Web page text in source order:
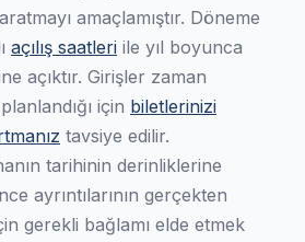
amaçlamıştır. Döneme
açılış saatleri ile yıl boyunca
açıktır. Girişler zaman
için biletlerinizi
tavsiye edilir.
tarihinin derinliklerine
ayrıntılarının gerçekten
gerekli bağlamı elde etmek